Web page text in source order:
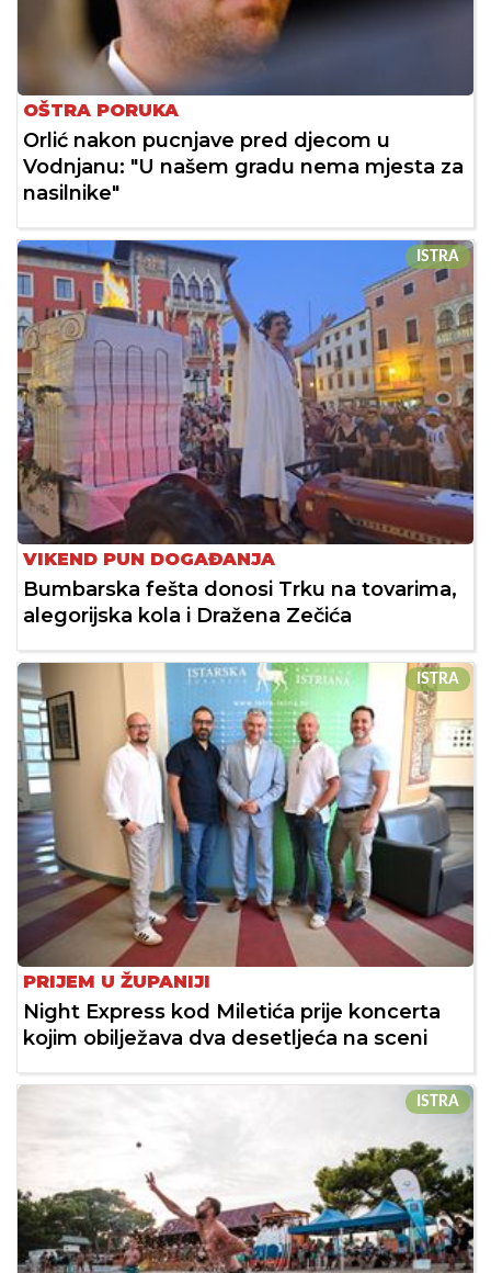
OŠTRA PORUKA
Orlić nakon pucnjave pred djecom u
Vodnjanu: "U našem gradu nema mjesta za
nasilnike"
ISTRA
VIKEND PUN DOGAĐANJA
Bumbarska fešta donosi Trku na tovarima,
alegorijska kola i Dražena Zečića
ISTRA
PRIJEM U ŽUPANIJI
Night Express kod Miletića prije koncerta
kojim obilježava dva desetljeća na sceni
ISTRA